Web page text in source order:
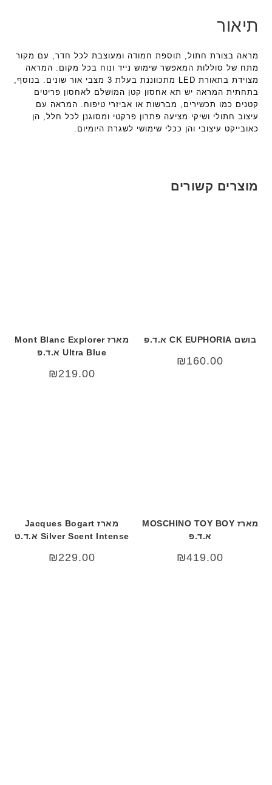
תיאור
מראה בצורת חתול, תוספת חמודה ומעוצבת לכל חדר, עם מקור
מתח של סוללות המאפשר שימוש נייד ונוח בכל מקום. המראה
מצוידת בתאורת LED מתכווננת בעלת 3 מצבי אור שונים. בנוסף,
בתחתית המראה יש תא אחסון קטן המושלם לאחסון פריטים
קטנים כמו תכשירים, מברשות או אביזרי טיפוח. המראה עם
עיצוב חתולי ושיקי מציעה פתרון פרקטי ומסוגנן לכל חלל, הן
כאובייקט עיצובי והן ככלי שימושי לשגרת היומיום.
מוצרים קשורים
בושם CK EUPHORIA א.ד.פ
₪160.00
מארז Mont Blanc Explorer
Ultra Blue א.ד.פ
₪219.00
מארז MOSCHINO TOY BOY
א.ד.פ
₪419.00
מארז Jacques Bogart
Silver Scent Intense א.ד.ט
₪229.00